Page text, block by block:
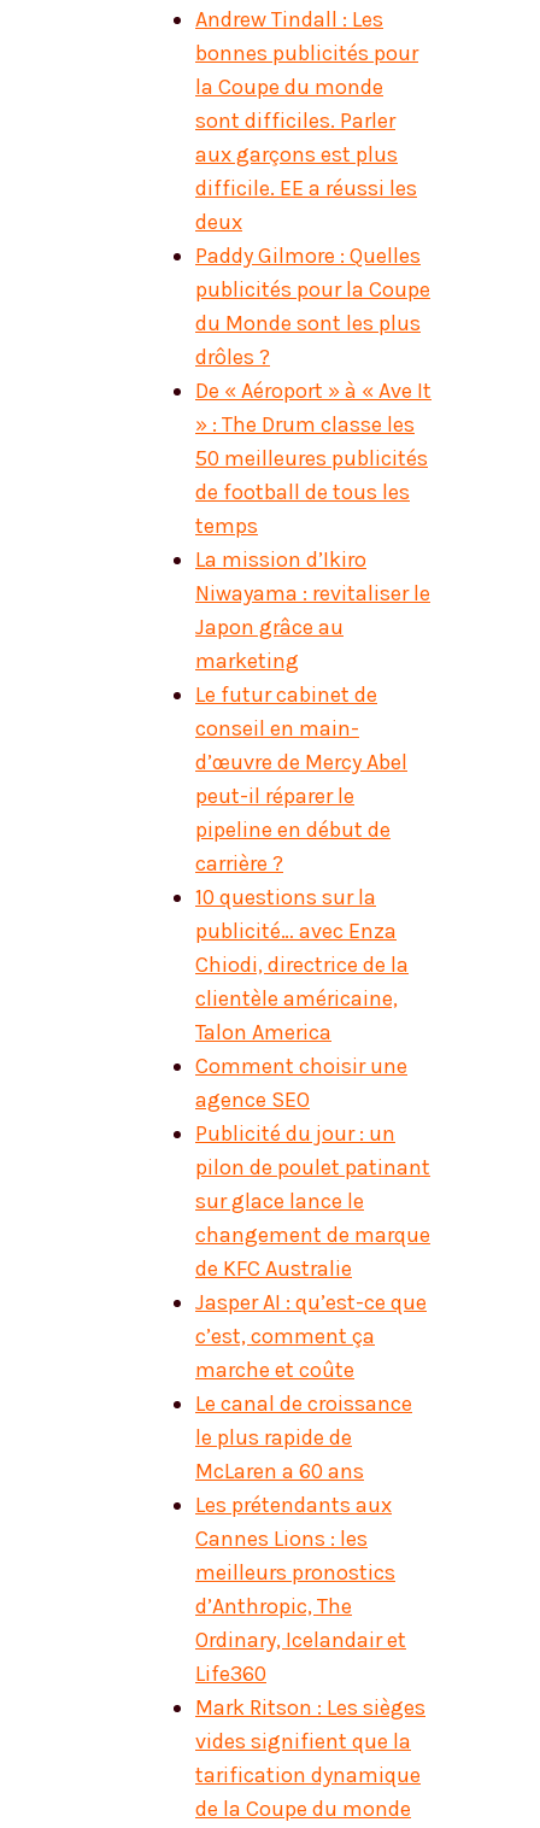
Andrew Tindall : Les
bonnes publicités pour
la Coupe du monde
sont difficiles. Parler
aux garçons est plus
difficile. EE a réussi les
deux
Paddy Gilmore : Quelles
publicités pour la Coupe
du Monde sont les plus
drôles ?
De « Aéroport » à « Ave It
» : The Drum classe les
50 meilleures publicités
de football de tous les
temps
La mission d’Ikiro
Niwayama : revitaliser le
Japon grâce au
marketing
Le futur cabinet de
conseil en main-
d’œuvre de Mercy Abel
peut-il réparer le
pipeline en début de
carrière ?
10 questions sur la
publicité… avec Enza
Chiodi, directrice de la
clientèle américaine,
Talon America
Comment choisir une
agence SEO
Publicité du jour : un
pilon de poulet patinant
sur glace lance le
changement de marque
de KFC Australie
Jasper AI : qu’est-ce que
c’est, comment ça
marche et coûte
Le canal de croissance
le plus rapide de
McLaren a 60 ans
Les prétendants aux
Cannes Lions : les
meilleurs pronostics
d’Anthropic, The
Ordinary, Icelandair et
Life360
Mark Ritson : Les sièges
vides signifient que la
tarification dynamique
de la Coupe du monde